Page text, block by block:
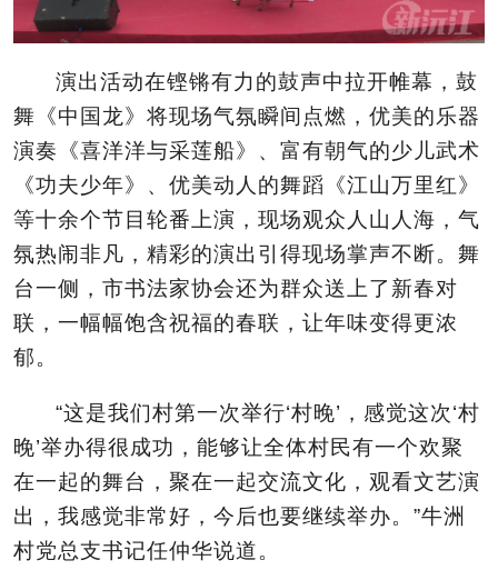
演出活动在铿锵有力的鼓声中拉开帷幕，鼓
舞《中国龙》将现场气氛瞬间点燃，优美的乐器
演奏《喜洋洋与采莲船》、富有朝气的少儿武术
《功夫少年》、优美动人的舞蹈《江山万里红》
等十余个节目轮番上演，现场观众人山人海，气
氛热闹非凡，精彩的演出引得现场掌声不断。舞
台一侧，市书法家协会还为群众送上了新春对
联，一幅幅饱含祝福的春联，让年味变得更浓
郁。
“这是我们村第一次举行‘村晚’ ，感觉这次‘村
晚’举办得很成功，能够让全体村民有一个欢聚
在一起的舞台，聚在一起交流文化，观看文艺演
出，我感觉非常好，今后也要继续举办。 ”牛洲
村党总支书记任仲华说道。